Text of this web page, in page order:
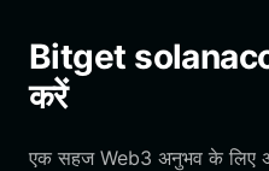
Bitget
करें
एक सहज Web3 अनुभव के लिए